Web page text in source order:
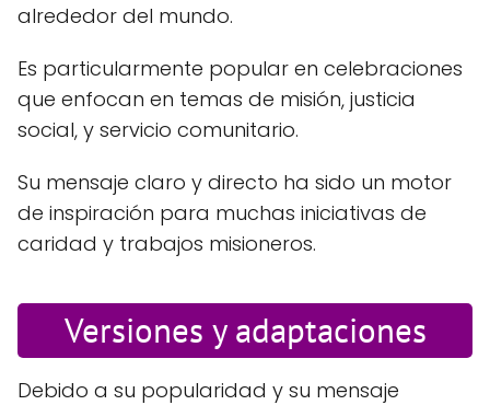
alrededor del mundo.
Es particularmente popular en celebraciones
que enfocan en temas de misión, justicia
social, y servicio comunitario.
Su mensaje claro y directo ha sido un motor
de inspiración para muchas iniciativas de
caridad y trabajos misioneros.
Versiones y adaptaciones
Debido a su popularidad y su mensaje